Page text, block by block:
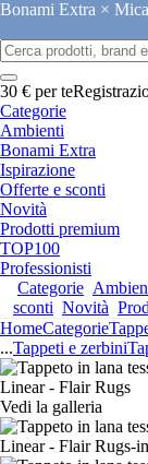
Bonami Extra ×
30 € per te
Categorie
Ambienti
Bonami Extra
Ispirazione
Offerte e sconti
Novità
Prodotti premium
TOP100
Professionisti
Categorie
sconti Novità
HomeCategorie
...Tappeti e zerbini
Vedi la galleria